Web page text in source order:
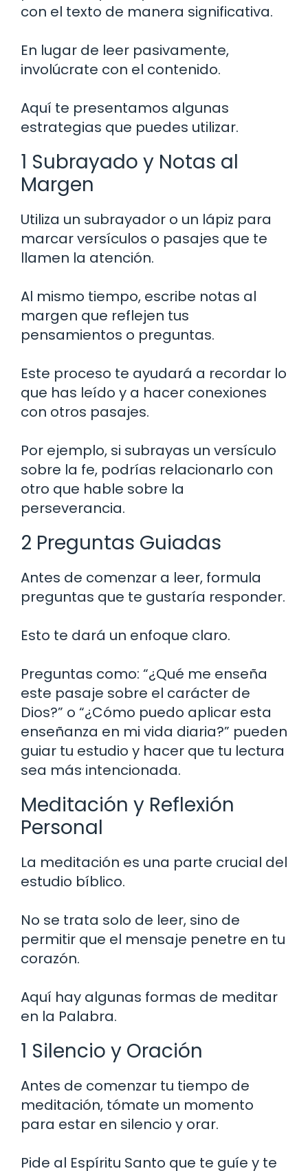
con el texto de manera significativa.
En lugar de leer pasivamente,
involúcrate con el contenido.
Aquí te presentamos algunas
estrategias que puedes utilizar.
1 Subrayado y Notas al
Margen
Utiliza un subrayador o un lápiz para
marcar versículos o pasajes que te
llamen la atención.
Al mismo tiempo, escribe notas al
margen que reflejen tus
pensamientos o preguntas.
Este proceso te ayudará a recordar lo
que has leído y a hacer conexiones
con otros pasajes.
Por ejemplo, si subrayas un versículo
sobre la fe, podrías relacionarlo con
otro que hable sobre la
perseverancia.
2 Preguntas Guiadas
Antes de comenzar a leer, formula
preguntas que te gustaría responder.
Esto te dará un enfoque claro.
Preguntas como: “¿Qué me enseña
este pasaje sobre el carácter de
Dios?” o “¿Cómo puedo aplicar esta
enseñanza en mi vida diaria?” pueden
guiar tu estudio y hacer que tu lectura
sea más intencionada.
Meditación y Reflexión
Personal
La meditación es una parte crucial del
estudio bíblico.
No se trata solo de leer, sino de
permitir que el mensaje penetre en tu
corazón.
Aquí hay algunas formas de meditar
en la Palabra.
1 Silencio y Oración
Antes de comenzar tu tiempo de
meditación, tómate un momento
para estar en silencio y orar.
Pide al Espíritu Santo que te guíe y te